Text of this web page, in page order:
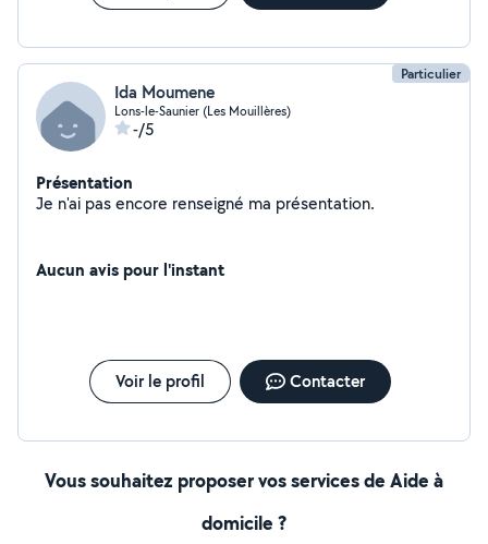
Particulier
Ida Moumene
Lons-le-Saunier (Les Mouillères)
-/5
Présentation
Je n'ai pas encore renseigné ma présentation.
Aucun avis pour l'instant
Voir le profil Contacter
Vous souhaitez proposer vos services de Aide à
domicile ?